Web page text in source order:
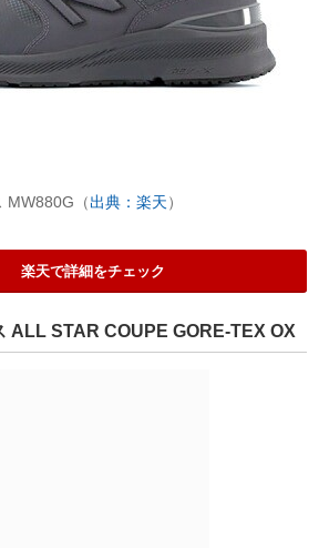
MW880G（出典：楽天）
楽天で詳細をチェック
ALL STAR COUPE GORE-TEX OX